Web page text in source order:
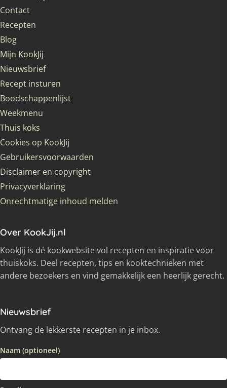
Contact
Recepten
Blog
Mijn KookJij
Nieuwsbrief
Recept insturen
Boodschappenlijst
Weekmenu
Thuis koks
Cookies op KookJij
Gebruikersvoorwaarden
Disclaimer en copyright
Privacyverklaring
Onrechtmatige inhoud melden
Over KookJij.nl
KookJij is dé kookwebsite vol recepten en inspiratie voor
thuiskoks. Deel recepten, tips en kooktechnieken met
andere bezoekers en vind gemakkelijk een heerlijk gerecht.
Nieuwsbrief
Ontvang de lekkerste recepten in je inbox.
Naam (optioneel)